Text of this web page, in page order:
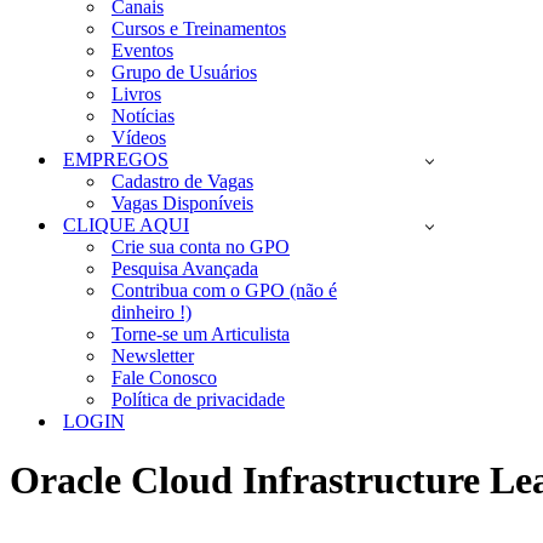
Canais
Cursos e Treinamentos
Eventos
Grupo de Usuários
Livros
Notícias
Vídeos
EMPREGOS
Cadastro de Vagas
Vagas Disponíveis
CLIQUE AQUI
Crie sua conta no GPO
Pesquisa Avançada
Contribua com o GPO (não é
dinheiro !)
Torne-se um Articulista
Newsletter
Fale Conosco
Política de privacidade
LOGIN
Oracle Cloud Infrastructure